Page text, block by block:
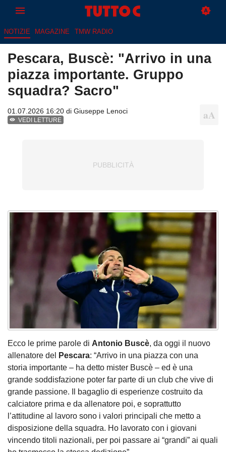
NOTIZIE MAGAZINE TMW RADIO
Pescara, Buscè: "Arrivo in una
piazza importante. Gruppo
squadra? Sacro"
01.07.2026 16:20 di Giuseppe Lenoci
VEDI LETTURE
Ecco le prime parole di Antonio Buscè, da oggi il nuovo
allenatore del
Pescara: “Arrivo in una piazza con una
storia importante – ha detto mister Buscè – ed è una
grande soddisfazione poter far parte di un club che vive di
grande passione. Il bagaglio di esperienze costruito da
calciatore prima e da allenatore poi, e soprattutto
l’attitudine al lavoro sono i valori principali che metto a
disposizione della squadra. Ho lavorato con i giovani
vincendo titoli nazionali, per poi passare ai “grandi” ai quali